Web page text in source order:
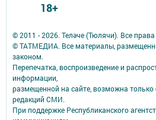
© 2011 - 2026. Теләче (Тюлячи). Все
© ТАТМЕДИА. Все материалы,
законом.
Перепечатка, воспроизведение и
информации,
размещенной на сайте, возможна только
редакций СМИ.
При поддержке Республиканского
18+